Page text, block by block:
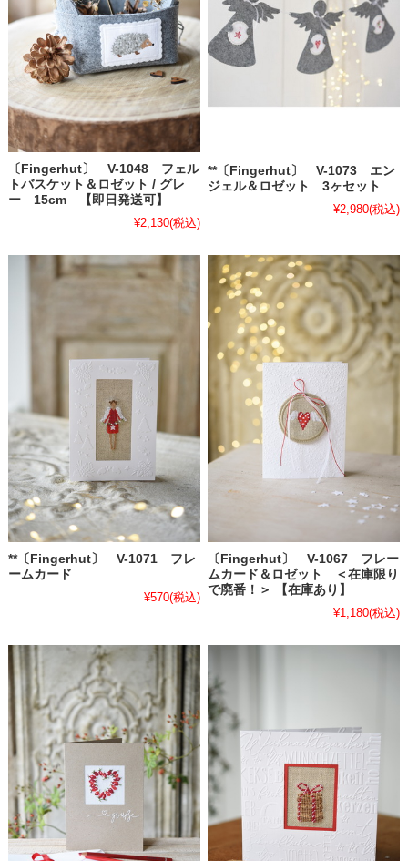
〔Fingerhut〕 V-1048 フェル
トバスケット＆ロゼット / グレ
ー 15cm 【即日発送可】
¥2,130(税込)
**〔Fingerhut〕 V-1073 エン
ジェル＆ロゼット 3ヶセット
¥2,980(税込)
**〔Fingerhut〕 V-1071 フレ
ームカード
¥570(税込)
〔Fingerhut〕 V-1067 フレー
ムカード＆ロゼット ＜在庫限り
で廃番！＞ 【在庫あり】
¥1,180(税込)